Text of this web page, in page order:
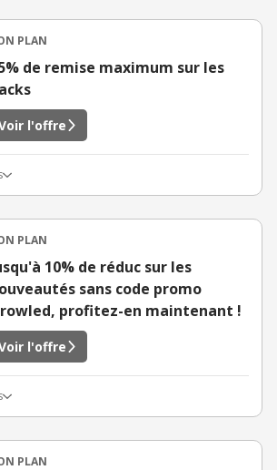
PLAN
de remise maximum sur les
l'offre
PLAN
10% de réduc sur les
sans code promo
profitez-en maintenant !
l'offre
PLAN